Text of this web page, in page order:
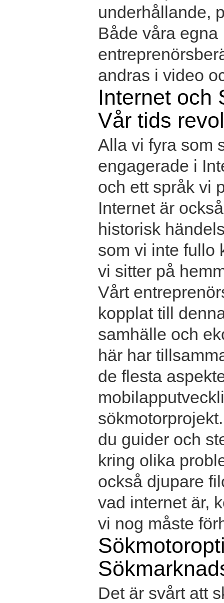
underhållande,
Både våra egna
andras i video
Internet och
Vår tids
Alla vi fyra som
engagerade i
och ett språk vi
Internet är
historisk
som vi inte fullo
vi sitter på
Vårt
kopplat till
samhälle och
här har
de flesta
du guider och
kring olika
också djupare
vad internet är,
vi nog måste
Det är svårt att